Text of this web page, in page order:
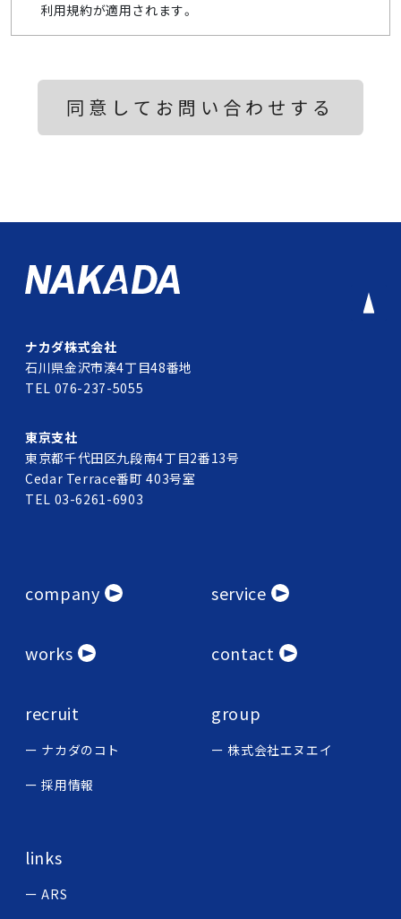
利用規約が適用されます。
同意してお問い合わせする
ナカダ株式会社
石川県金沢市湊4丁目48番地
TEL 076-237-5055
東京支社
東京都千代田区九段南4丁目2番13号
Cedar Terrace番町 403号室
TEL 03-6261-6903
company service
works contact
recruit
ナカダのコト
採用情報
group
株式会社エヌエイ
links
ARS